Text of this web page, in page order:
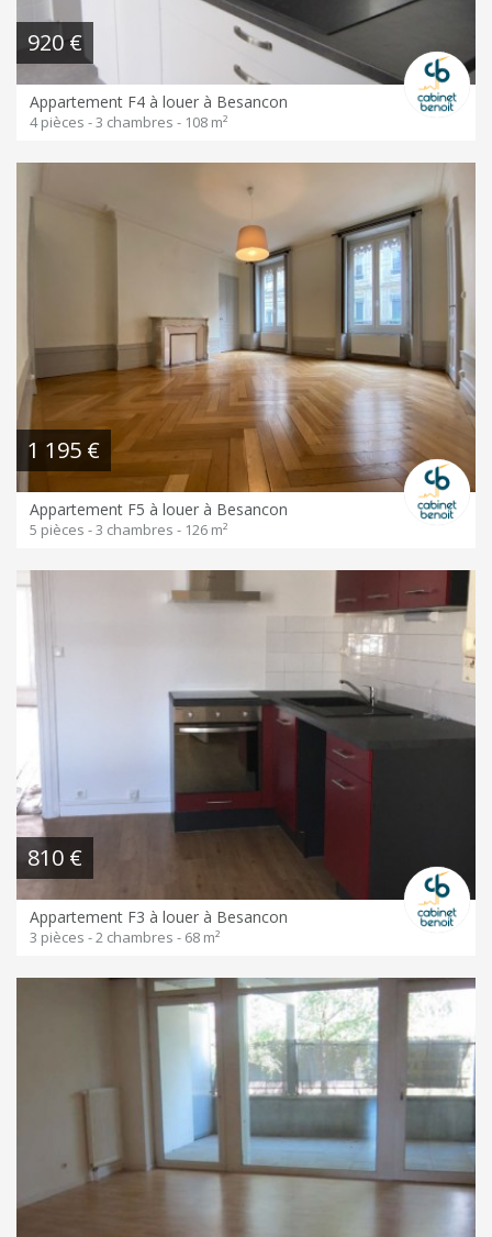
920 €
Appartement F4 à louer à Besancon
4 pièces - 3 chambres - 108 m²
1 195 €
Appartement F5 à louer à Besancon
5 pièces - 3 chambres - 126 m²
810 €
Appartement F3 à louer à Besancon
3 pièces - 2 chambres - 68 m²